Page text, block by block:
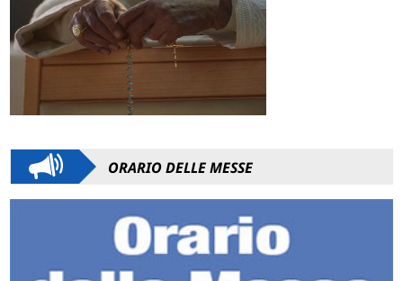
ORARIO DELLE MESSE